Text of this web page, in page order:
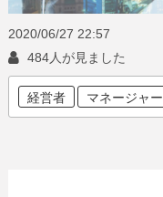
2020/06/27 22:57
484人が見ました
経営者 マネージャー